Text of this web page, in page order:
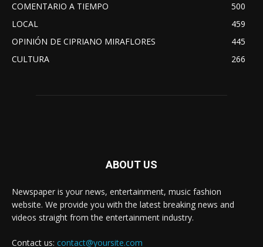
COMENTARIO A TIEMPO
500
LOCAL
459
OPINIÓN DE CIPRIANO MIRAFLORES
445
CULTURA
266
ABOUT US
Newspaper is your news, entertainment, music fashion
website. We provide you with the latest breaking news and
videos straight from the entertainment industry.
Contact us: contact@yoursite.com